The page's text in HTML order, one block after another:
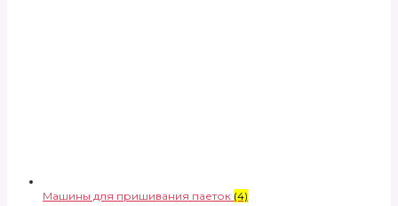
Машины для пришивания паеток (4)